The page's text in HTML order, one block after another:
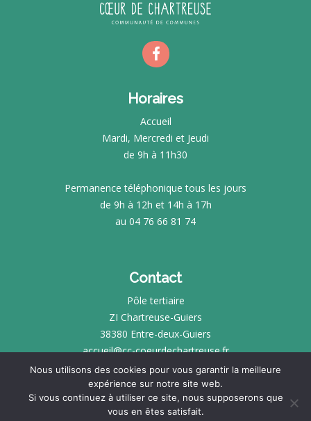
Horaires
Accueil
Mardi, Mercredi et Jeudi
de 9h à 11h30
Permanence téléphonique tous les jours
de 9h à 12h et 14h à 17h
au 04 76 66 81 74
Contact
Pôle tertiaire
ZI Chartreuse-Guiers
38380 Entre-deux-Guiers
accueil@cc-coeurdechartreuse.fr
INTRANET
MENTIONS LÉGALES
Nous utilisons des cookies pour vous garantir la meilleure
expérience sur notre site web.
Si vous continuez à utiliser ce site, nous supposerons que
vous en êtes satisfait.